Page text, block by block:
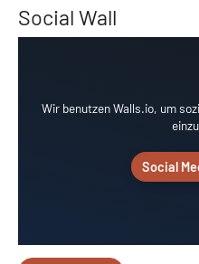
Social Wall
Wir benutzen Walls.io, um
Social